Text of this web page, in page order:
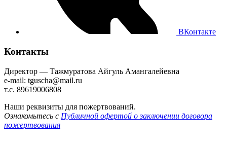
ВКонтакте
Контакты
Директор — Тажмуратова Айгуль Амангалейевна
e-mail: tguscha@mail.ru
т.с. 89619006808
Наши реквизиты для пожертвований.
Ознакомьтесь с Публичной офертой о заключении договора
пожертвования